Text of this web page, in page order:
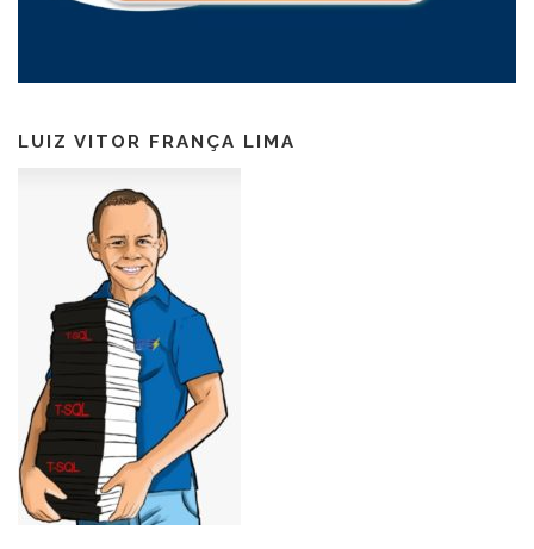
LUIZ VITOR FRANÇA LIMA